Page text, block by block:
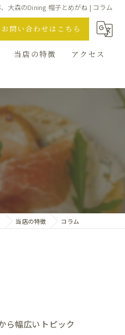
大森のDining 帽子とめがね | コラム
お問い合わせはこちら
当店の特徴
ランチ
ギャラリー
ディナー
ハンバーガー
コラム
アクセス
当店の特徴 コラム
ら幅広いトピック